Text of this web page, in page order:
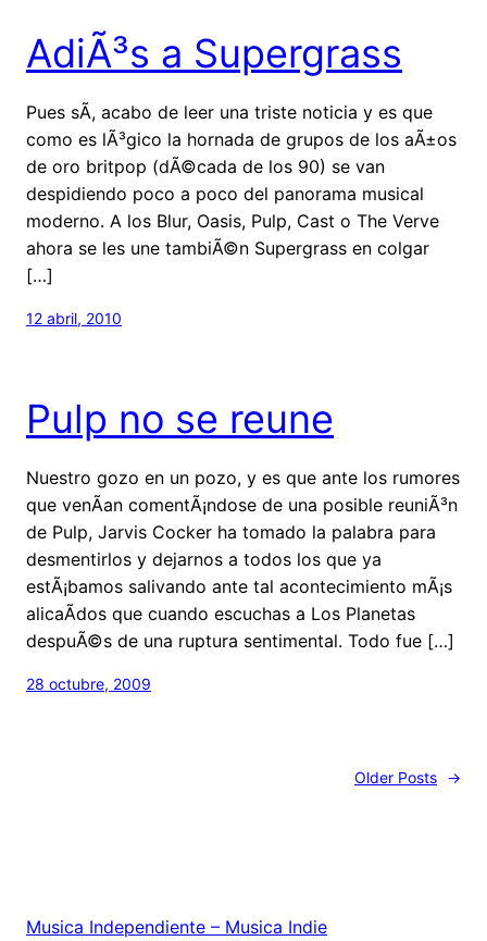
AdiÃ³s a Supergrass
Pues sÃ­, acabo de leer una triste noticia y es que
como es lÃ³gico la hornada de grupos de los aÃ±os
de oro britpop (dÃ©cada de los 90) se van
despidiendo poco a poco del panorama musical
moderno. A los Blur, Oasis, Pulp, Cast o The Verve
ahora se les une tambiÃ©n Supergrass en colgar
[…]
12 abril, 2010
Pulp no se reune
Nuestro gozo en un pozo, y es que ante los rumores
que venÃ­an comentÃ¡ndose de una posible reuniÃ³n
de Pulp, Jarvis Cocker ha tomado la palabra para
desmentirlos y dejarnos a todos los que ya
estÃ¡bamos salivando ante tal acontecimiento mÃ¡s
alicaÃ­dos que cuando escuchas a Los Planetas
despuÃ©s de una ruptura sentimental. Todo fue […]
28 octubre, 2009
Older Posts →
Musica Independiente – Musica Indie